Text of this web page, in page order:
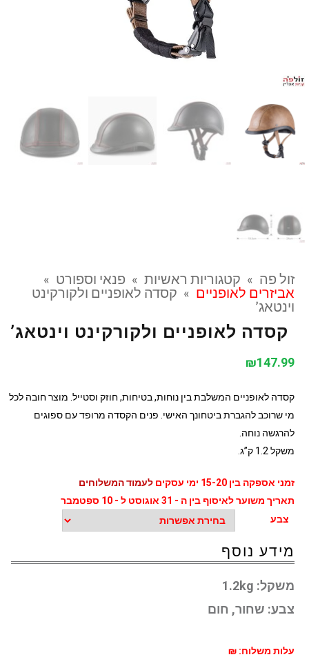
זול פה » קטגוריות ראשיות » פנאי וספורט »
אביזרים לאופניים » קסדה לאופניים ולקורקינט
וינטאג’
קסדה לאופניים ולקורקינט וינטאג’
₪147.99
קסדה לאופניים המשלבת בין נוחות, בטיחות, חוזק וסטייל. מוצר חובה לכל
מי שרוכב להגברת ביטחונך האישי. פנים הקסדה מרופד עם ספוגים
להרגשה נוחה.
משקל 1.2 ק”ג.
זמני אספקה בין 15-20 ימי עסקים
לעמוד המשלוחים
תאריך משוער לאיסוף בין ה - 31 אוגוסט ל - 10 ספטמבר
צבע
מידע נוסף
משקל: 1.2kg
צבע: שחור, חום
עלות משלוח: ₪